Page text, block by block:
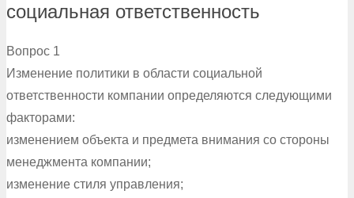
социальная ответственность
Вопрос 1
Изменение политики в области социальной
ответственности компании определяются следующими
факторами:
изменением объекта и предмета внимания со стороны
менеджмента компании;
изменение стиля управления;